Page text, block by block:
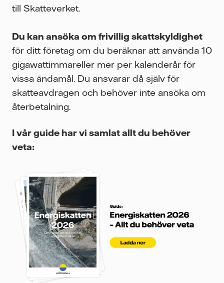
till Skatteverket.
Du kan ansöka om frivillig skattskyldighet
för ditt företag om du beräknar att använda 10
gigawattimmareller mer per kalenderår för
vissa ändamål. Du ansvarar då själv för
skatteavdragen och behöver inte ansöka om
återbetalning.
I vår guide har vi samlat allt du behöver
veta: